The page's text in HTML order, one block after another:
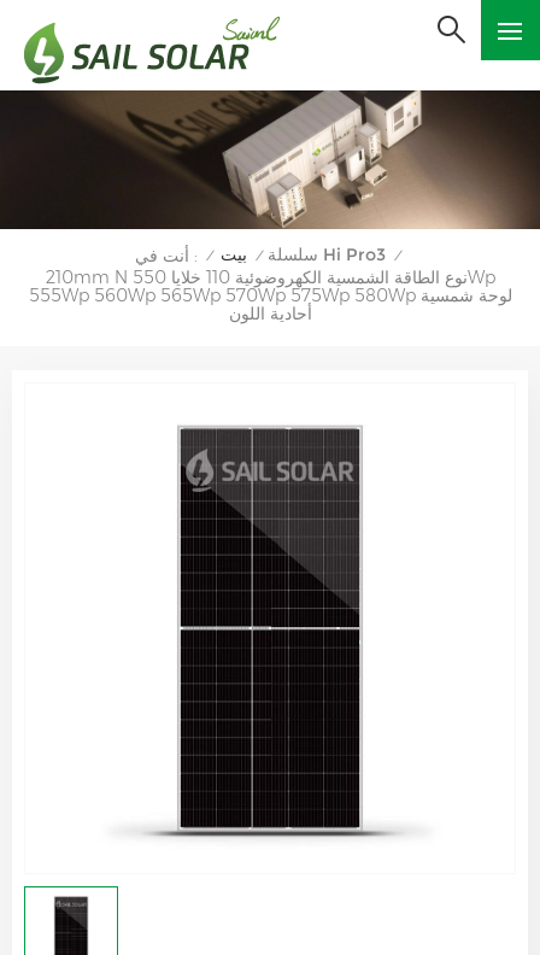
أنت في : / بيت / سلسلة Hi Pro3 /
210mm N نوع الطاقة الشمسية الكهروضوئية 110 خلايا 550Wp
555Wp 560Wp 565Wp 570Wp 575Wp 580Wp لوحة شمسية
أحادية اللون